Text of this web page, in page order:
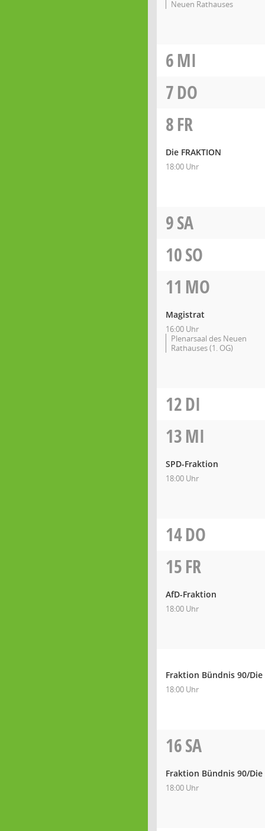
Neuen Rathauses
6MI
7DO
8FR
Die FRAKTION
18:00 Uhr
9SA
10SO
11 MO
Magistrat
16:00 Uhr
Plenarsaal des Neuen
Rathauses (1. OG)
12DI
13MI
SPD-Fraktion
18:00 Uhr
14DO
15FR
AfD-Fraktion
18:00 Uhr
Fraktion Bündnis 90/
18:00 Uhr
16SA
Fraktion Bündnis 90/
18:00 Uhr